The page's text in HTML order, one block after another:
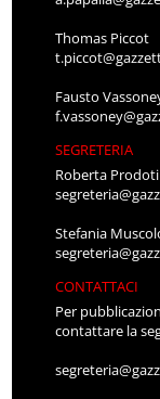
Thomas Piccot
Fausto
SEGRETERIA
Roberta Prodoti
Stefania
CONTATTACI
Per
contattare la